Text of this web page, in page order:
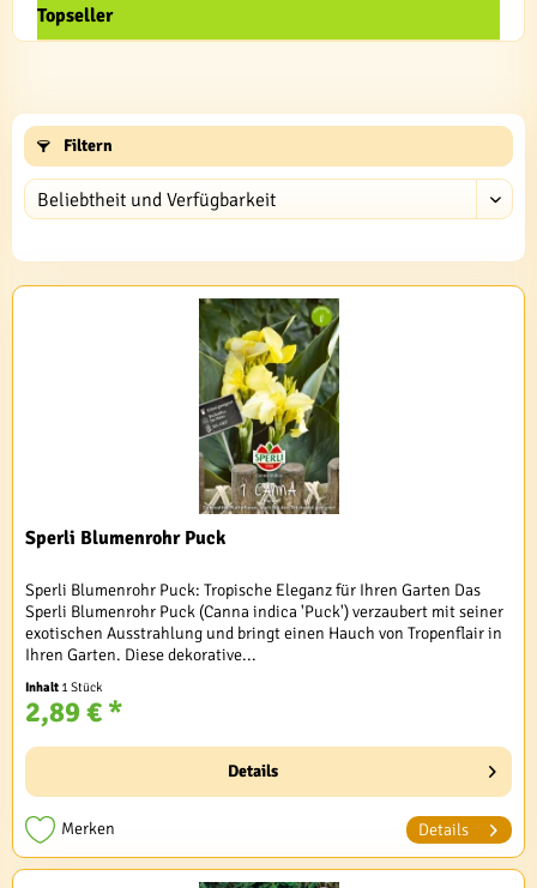
Topseller
Filtern
Sperli Blumenrohr Puck
Sperli Blumenrohr Puck: Tropische Eleganz für Ihren Garten Das
Sperli Blumenrohr Puck (Canna indica 'Puck') verzaubert mit seiner
exotischen Ausstrahlung und bringt einen Hauch von Tropenflair in
Ihren Garten. Diese dekorative...
Inhalt 1 Stück
2,89 € *
Details
Merken Details